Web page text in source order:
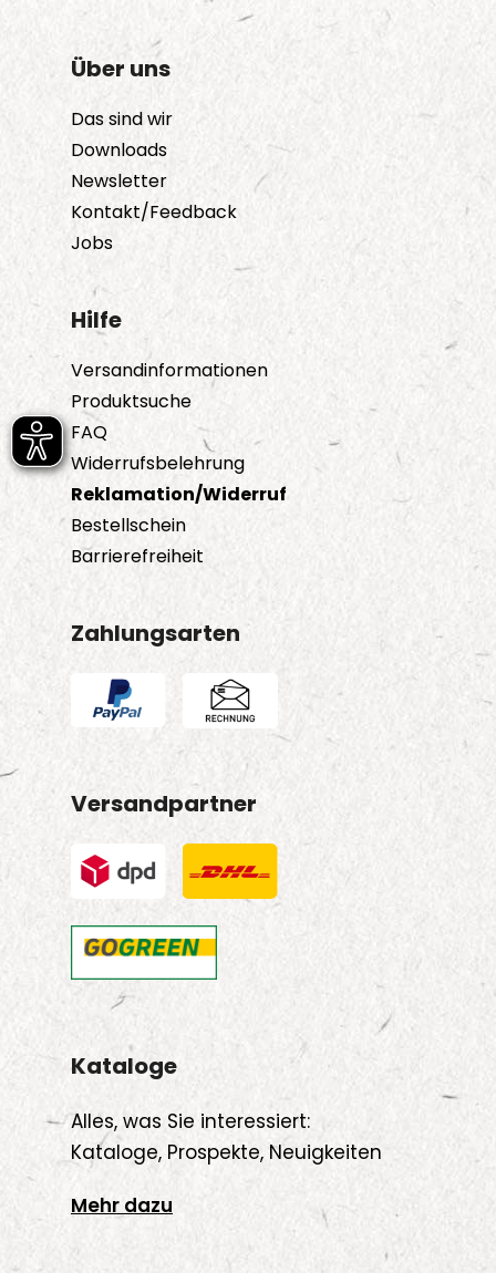
Über uns
Das sind wir
Downloads
Newsletter
Kontakt/Feedback
Jobs
Hilfe
Versandinformationen
Produktsuche
FAQ
Widerrufsbelehrung
Reklamation/Widerruf
Bestellschein
Barrierefreiheit
Zahlungsarten
Versandpartner
Kataloge
Alles, was Sie interessiert:
Kataloge, Prospekte, Neuigkeiten
Mehr dazu